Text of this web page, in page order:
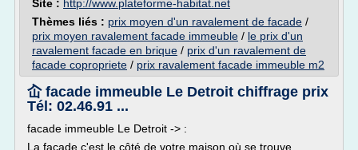
Site : http://www.plateforme-habitat.net
Thèmes liés : prix moyen d'un ravalement de facade /
prix moyen ravalement facade immeuble / le prix d'un
ravalement facade en brique / prix d'un ravalement de
facade copropriete / prix ravalement facade immeuble m2
屳 facade immeuble Le Detroit chiffrage prix
Tél: 02.46.91 ...
facade immeuble Le Detroit -> :
La façade c'est le côté de votre maison où se trouve